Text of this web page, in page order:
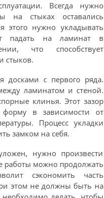
Всегда нужно
на стыках оставались
этого нужно укладывать
падать на ламинат в
что способствует
стыков.
досками с первого ряда.
ламинатом и стеной.
клинья. Этот зазор
в зависимости от
Процесс укладки
замком на себя.
нужно произвести
работы можно продолжать
сэкономить часть
этом не должны быть на